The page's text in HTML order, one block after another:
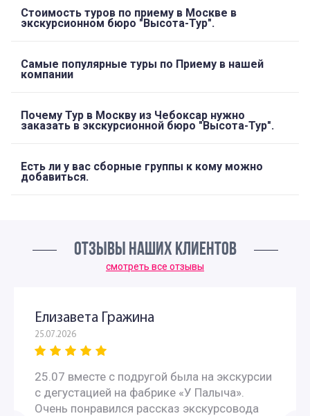
Стоимость туров по приему в Москве в
экскурсионном бюро "Высота-Тур".
Самые популярные туры по Приему в нашей
компании
Почему Тур в Москву из Чебоксар нужно
заказать в экскурсионной бюро "Высота-Тур".
Есть ли у вас сборные группы к кому можно
добавиться.
ОТЗЫВЫ НАШИХ КЛИЕНТОВ
смотреть все отзывы
Елизавета Гражина
25.07.2026
25.07 вместе с подругой была на экскурсии
с дегустацией на фабрике «У Палыча».
Очень понравился рассказ экскурсовода